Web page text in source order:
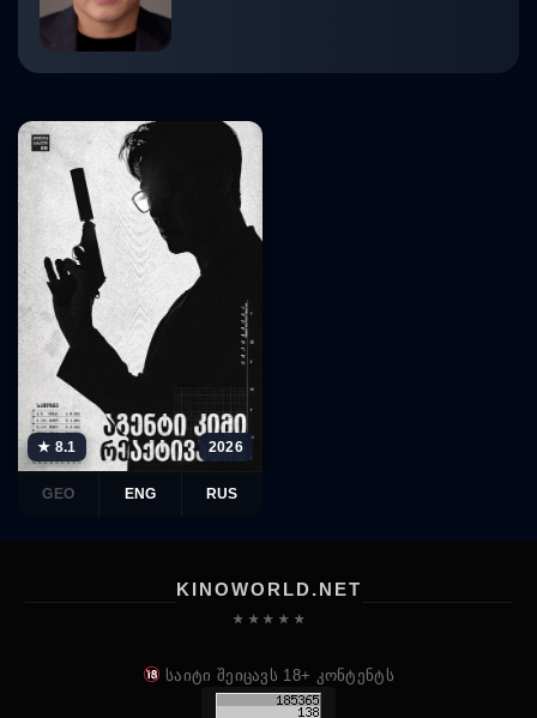
★ 8.1 2026
GEO ENG RUS
KINOWORLD.NET
★ ★ ★ ★ ★
საიტი შეიცავს 18+ კონტენტს